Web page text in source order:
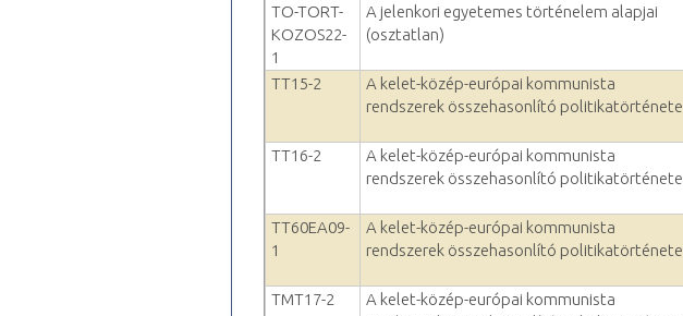
TO-TORT-
KOZOS22-
1
A jelenkori egyetemes történelem alapjai
(osztatlan)
TT15-2
A kelet-közép-európai kommunista
rendszerek összehasonlító politikatörténete
TT16-2
A kelet-közép-európai kommunista
rendszerek összehasonlító politikatörténete
TT60EA09-
1
A kelet-közép-európai kommunista
rendszerek összehasonlító politikatörténete
TMT17-2
A kelet-közép-európai kommunista